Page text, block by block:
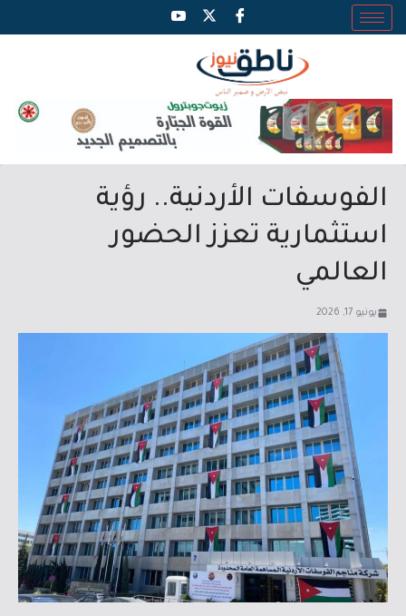
الفوسفات الأردنية.. رؤية
استثمارية تعزز الحضور
العالمي
يونيو 17, 2026